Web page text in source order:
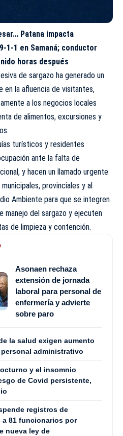
Patana impacta
1-1 en Samaná; conductor
horas después
de sargazo ha generado un
en la afluencia de visitantes,
a los negocios locales
de alimentos, excursiones y
turísticos y residentes
ante la falta de
y hacen un llamado urgente
provinciales y al
Ambiente para que se integren
manejo del sargazo y ejecuten
de limpieza y contención.
Asonaen rechaza
extensión de jornada
laboral para personal de
enfermería y advierte
sobre paro
la salud exigen aumento
administrativo
y el insomnio
de Covid persistente,
registros de
a 81 funcionarios por
nueva ley de